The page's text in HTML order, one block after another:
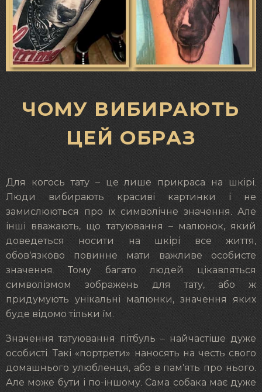
ЧОМУ ВИБИРАЮТЬ
ЦЕЙ ОБРАЗ
Для когоcь тату – це лише прикраса на шкірі.
Люди вибирають красиві картинки і не
замислюються про їх символічне значення. Але
інші вважають, що татуювання – малюнок, який
доведеться носити на шкірі все життя,
обов’язково повинне мати важливе особисте
значення. Тому багато людей цікавляться
символізмом зображень для тату, або ж
придумують унікальні малюнки, значення яких
буде відомо тільки їм.
Значення татуювання пітбуль – найчастіше дуже
особисті. Такі «портрети» наносять на честь свого
домашнього улюбленця, або в пам’ять про нього.
Але може бути і по-іншому. Сама собака має дуже